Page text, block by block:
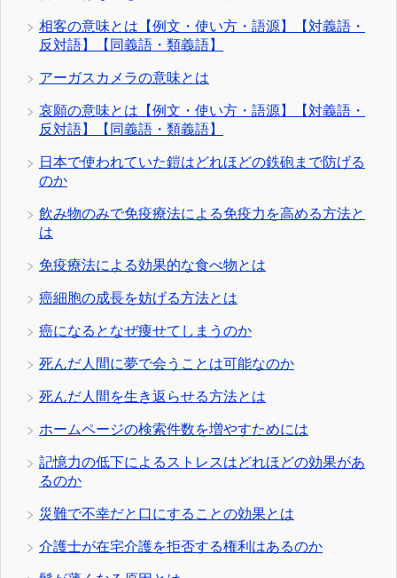
相客の意味とは【例文・使い方・語源】【対義語・
反対語】【同義語・類義語】
アーガスカメラの意味とは
哀願の意味とは【例文・使い方・語源】【対義語・
反対語】【同義語・類義語】
日本で使われていた鎧はどれほどの鉄砲まで防げる
のか
飲み物のみで免疫療法による免疫力を高める方法と
は
免疫療法による効果的な食べ物とは
癌細胞の成長を妨げる方法とは
癌になるとなぜ痩せてしまうのか
死んだ人間に夢で会うことは可能なのか
死んだ人間を生き返らせる方法とは
ホームページの検索件数を増やすためには
記憶力の低下によるストレスはどれほどの効果があ
るのか
災難で不幸だと口にすることの効果とは
介護士が在宅介護を拒否する権利はあるのか